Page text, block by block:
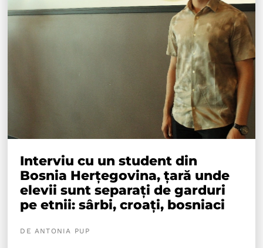
Interviu cu un student din
Bosnia Herțegovina, țară unde
elevii sunt separați de garduri
pe etnii: sârbi, croați, bosniaci
DE ANTONIA PUP